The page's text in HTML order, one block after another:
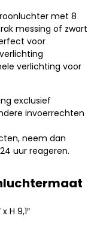
met 8
messing of zwart
voor
verlichting voor
exclusief
invoerrechten
neem dan
uur reageren.
H 9,1″